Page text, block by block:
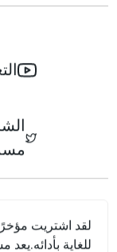
لقد اشتريت
للغاية